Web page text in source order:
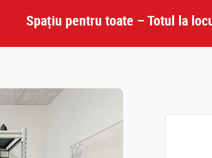
Spațiu pentru toate – Totul la